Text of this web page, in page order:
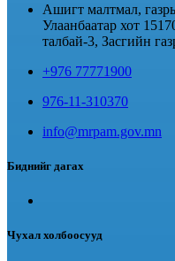
Ашигт малтмал,
Улаанбаатар хот
талбай-3, Засгийн
+976 77771900
976-11-310370
info@mrpam.gov.mn
Биднийг дагах
Чухал холбоосууд